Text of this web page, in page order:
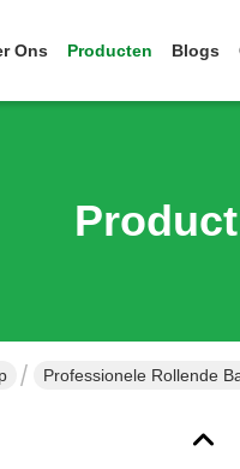
Ons Producten Blogs
Professionele Rollende